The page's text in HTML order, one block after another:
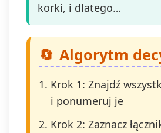
korki, i dlatego…
Algorytm
Krok 1: Znajdź
i ponumeruj je
Krok 2: Zaznacz